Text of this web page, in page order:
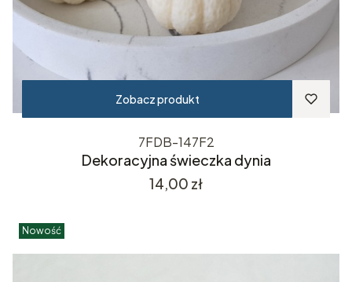
Zobacz produkt
7FDB-147F2
Dekoracyjna świeczka dynia
Cena
14,00 zł
Nowość